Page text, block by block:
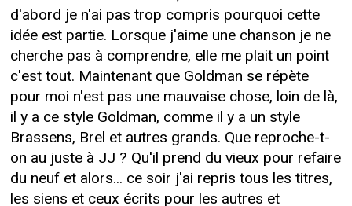
d'abord je n'ai pas trop compris pourquoi cette
idée est partie. Lorsque j'aime une chanson je ne
cherche pas à comprendre, elle me plait un point
c'est tout. Maintenant que Goldman se répète
pour moi n'est pas une mauvaise chose, loin de là,
il y a ce style Goldman, comme il y a un style
Brassens, Brel et autres grands. Que reproche-t-
on au juste à JJ ? Qu'il prend du vieux pour refaire
du neuf et alors... ce soir j'ai repris tous les titres,
les siens et ceux écrits pour les autres et